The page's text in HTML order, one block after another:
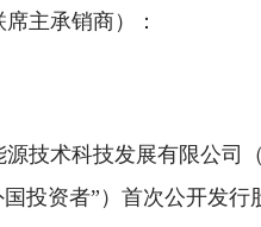
主承销商）：
技术科技发展有限公司
国投资者”）首次公开发行